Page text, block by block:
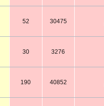
52 30475
30 3276
190 40852